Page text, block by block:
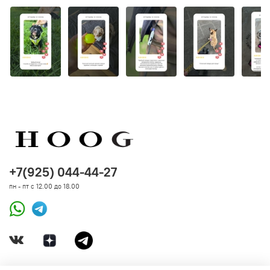
+7(925) 044-44-27
пн - пт с 12.00 до 18.00